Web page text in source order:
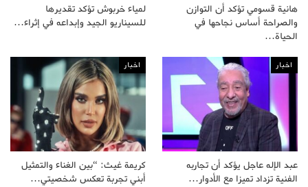
هانية قسومي تؤكد أن التوازن
والصراحة أساس نجاحها في
الحياة…
لمياء خربوش تؤكد تقديرها
للسيناريو الجيد وإبداعه في إثراء…
اخبار
عبد الإله عاجل يؤكد أن تجاربه
الفنية تزداد تميزا مع الأدوار…
اخبار
كريمة غيث: “بين الغناء والتمثيل
أبني تجربة تعكس شخصيتي…